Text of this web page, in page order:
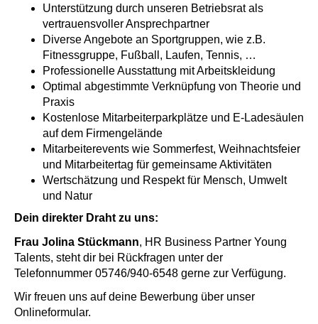
Unterstützung durch unseren Betriebsrat als
vertrauensvoller Ansprechpartner
Diverse Angebote an Sportgruppen, wie z.B.
Fitnessgruppe, Fußball, Laufen, Tennis, …
Professionelle Ausstattung mit Arbeitskleidung
Optimal abgestimmte Verknüpfung von Theorie und
Praxis
Kostenlose Mitarbeiterparkplätze und E-Ladesäulen
auf dem Firmengelände
Mitarbeiterevents wie Sommerfest, Weihnachtsfeier
und Mitarbeitertag für gemeinsame Aktivitäten
Wertschätzung und Respekt für Mensch, Umwelt
und Natur
Dein direkter Draht zu uns:
Frau Jolina Stückmann, HR Business Partner Young
Talents, steht dir bei Rückfragen unter der
Telefonnummer 05746/940-6548 gerne zur Verfügung.
Wir freuen uns auf deine Bewerbung über unser
Onlineformular.